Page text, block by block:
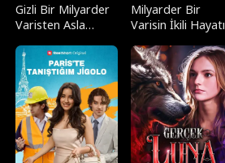
Gizli Bir Milyarder
Varisten Asla
Milyarder Bir
Varisin İkili Hayatı